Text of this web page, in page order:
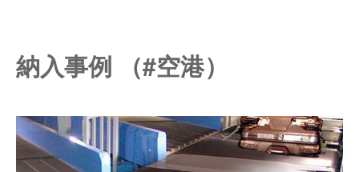
GTPシステム
ピッキングシステム
通販
企業理念
事業所一覧
オークラミュージアム
新着情報
生産終了品
納入事例 （#空港）